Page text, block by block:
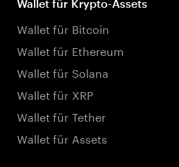
Wallet für Krypto-Assets
Wallet für Bitcoin
Wallet für Ethereum
Wallet für Solana
Wallet für XRP
Wallet für Tether
Wallet für Assets